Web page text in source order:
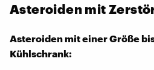
Asteroiden mit
Asteroiden mit einer Größe
Kühlschrank: